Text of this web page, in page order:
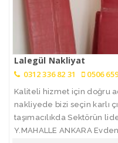
Lalegül Nakliyat
0312 336 82 31 0506
Kaliteli hizmet için doğru
nakliyede bizi seçin karlı
taşımacılıkda Sektörün
Y.MAHALLE ANKARA Evden